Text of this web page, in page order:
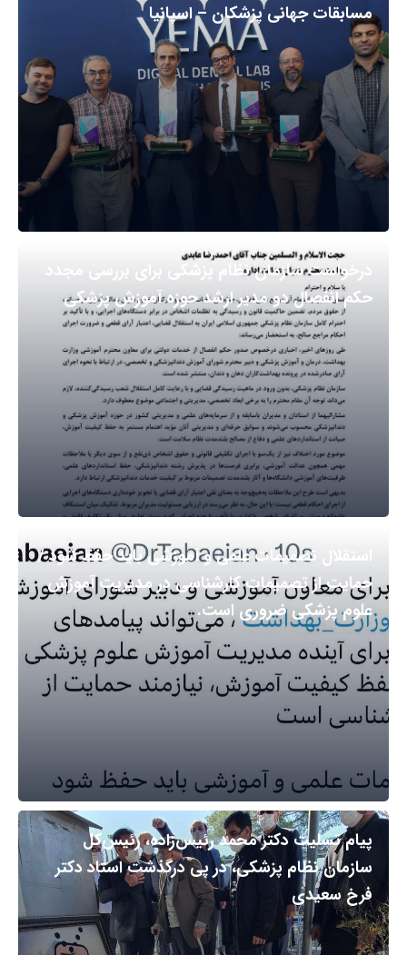
مسابقات جهانی پزشکان – اسپانیا
درخواست سازمان نظام پزشکی برای بررسی مجدد
حکم انفصال دو مدیر ارشد حوزه آموزش پزشکی
استقلال تصمیمات علمی و آموزشی باید حفظ شود /
حمایت از تصمیمات کارشناسی در مدیریت آموزش
علوم پزشکی ضروری است.
پیام تسلیت دکتر محمد رئیس‌زاده، رئیس‌کل
سازمان نظام پزشکی، در پی درگذشت استاد دکتر
فرخ سعیدی